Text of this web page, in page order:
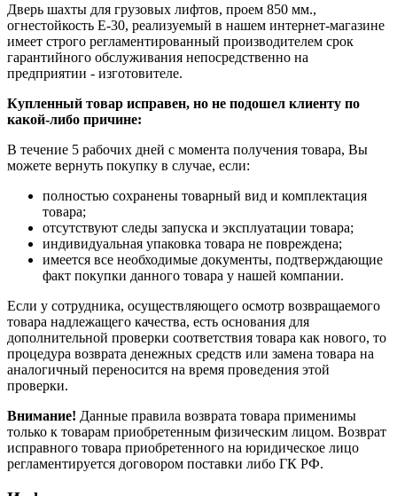
Дверь шахты для грузовых лифтов, проем 850 мм.,
огнестойкость Е-30, реализуемый в нашем интернет-магазине
имеет строго регламентированный производителем срок
гарантийного обслуживания непосредственно на
предприятии - изготовителе.
Купленный товар исправен, но не подошел клиенту по
какой-либо причине:
В течение 5 рабочих дней с момента получения товара, Вы
можете вернуть покупку в случае, если:
полностью сохранены товарный вид и комплектация
товара;
отсутствуют следы запуска и эксплуатации товара;
индивидуальная упаковка товара не повреждена;
имеется все необходимые документы, подтверждающие
факт покупки данного товара у нашей компании.
Если у сотрудника, осуществляющего осмотр возвращаемого
товара надлежащего качества, есть основания для
дополнительной проверки соответствия товара как нового, то
процедура возврата денежных средств или замена товара на
аналогичный переносится на время проведения этой
проверки.
Внимание! Данные правила возврата товара применимы
только к товарам приобретенным физическим лицом. Возврат
исправного товара приобретенного на юридическое лицо
регламентируется договором поставки либо ГК РФ.